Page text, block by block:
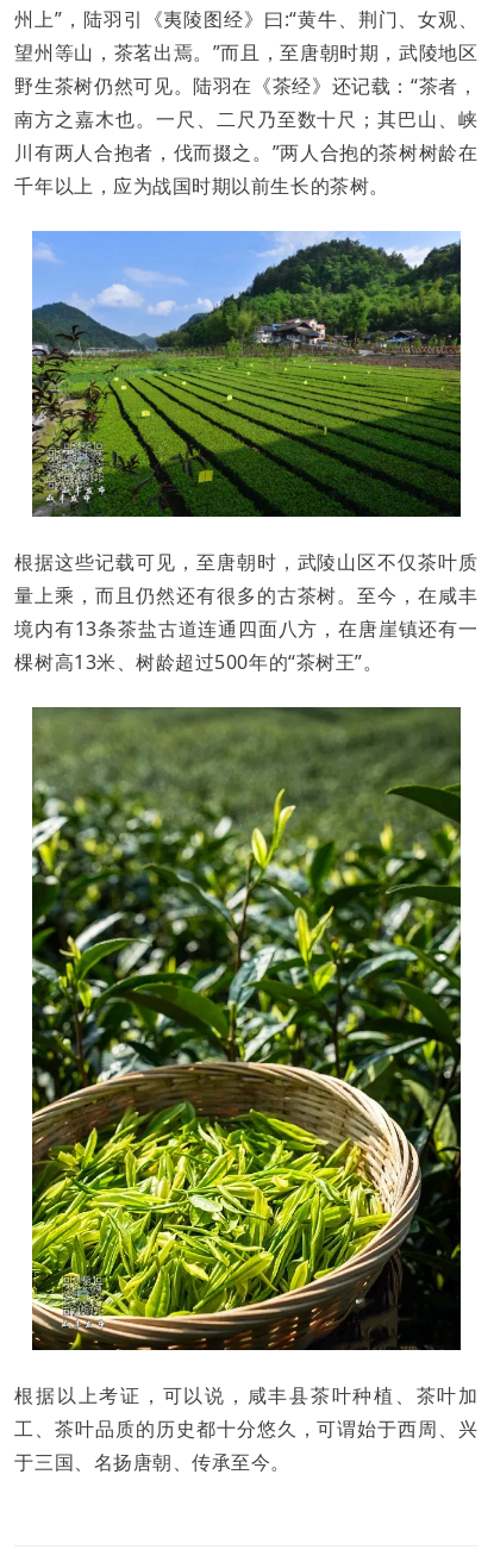
州上”，陆羽引《夷陵图经》曰:“黄牛、荆门、女观、
望州等山，茶茗出焉。”而且，至唐朝时期，武陵地区
野生茶树仍然可见。陆羽在《茶经》还记载：“茶者，
南方之嘉木也。一尺、二尺乃至数十尺；其巴山、峡
川有两人合抱者，伐而掇之。”两人合抱的茶树树龄在
千年以上，应为战国时期以前生长的茶树。
根据这些记载可见，至唐朝时，武陵山区不仅茶叶质
量上乘，而且仍然还有很多的古茶树。至今，在咸丰
境内有13条茶盐古道连通四面八方，在唐崖镇还有一
棵树高13米、树龄超过500年的“茶树王”。
根据以上考证，可以说，咸丰县茶叶种植、茶叶加
工、茶叶品质的历史都十分悠久，可谓始于西周、兴
于三国、名扬唐朝、传承至今。